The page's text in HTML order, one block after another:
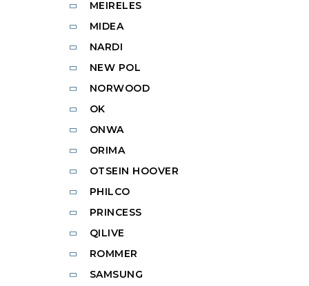
MEIRELES
MIDEA
NARDI
NEW POL
NORWOOD
OK
ONWA
ORIMA
OTSEIN HOOVER
PHILCO
PRINCESS
QILIVE
ROMMER
SAMSUNG